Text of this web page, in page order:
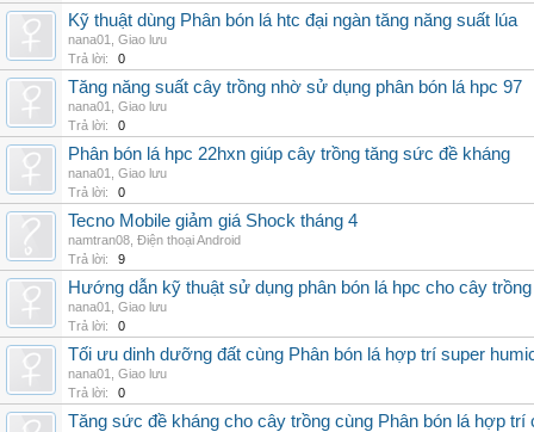
Kỹ thuật dùng Phân bón lá htc đại ngàn tăng năng suất lúa
nana01
Giao lưu
Trả lời:
0
Tăng năng suất cây trồng nhờ sử dụng phân bón lá hpc 97
nana01
Giao lưu
Trả lời:
0
Phân bón lá hpc 22hxn giúp cây trồng tăng sức đề kháng
nana01
Giao lưu
Trả lời:
0
Tecno Mobile giảm giá Shock tháng 4
namtran08 Điện thoại Android
Trả lời:
9
Hướng dẫn kỹ thuật sử dụng phân bón lá hpc cho cây trồng
nana01
Giao lưu
Trả lời:
0
Tối ưu dinh dưỡng đất cùng Phân bón lá hợp trí super
nana01
Giao lưu
Trả lời:
0
Tăng sức đề kháng cho cây trồng cùng Phân bón lá hợp trí